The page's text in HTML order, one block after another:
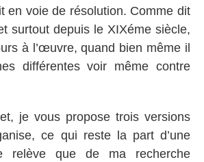
en voie de résolution. Comme dit
surtout depuis le XIXéme siècle,
à l’œuvre, quand bien même il
différentes voir même contre
je vous propose trois versions
ce qui reste la part d’une
relève que de ma recherche